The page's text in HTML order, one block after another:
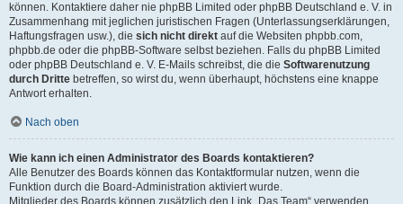
können. Kontaktiere daher nie phpBB Limited oder phpBB Deutschland e. V. in
Zusammenhang mit jeglichen juristischen Fragen (Unterlassungserklärungen,
Haftungsfragen usw.), die sich nicht direkt auf die Websiten phpbb.com,
phpbb.de oder die phpBB-Software selbst beziehen. Falls du phpBB Limited
oder phpBB Deutschland e. V. E-Mails schreibst, die die Softwarenutzung
durch Dritte betreffen, so wirst du, wenn überhaupt, höchstens eine knappe
Antwort erhalten.
Nach oben
Wie kann ich einen Administrator des Boards kontaktieren?
Alle Benutzer des Boards können das Kontaktformular nutzen, wenn die
Funktion durch die Board-Administration aktiviert wurde.
Mitglieder des Boards können zusätzlich den Link „Das Team“ verwenden.